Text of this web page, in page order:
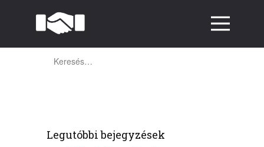
Charity
Legutóbbi bejegyzések